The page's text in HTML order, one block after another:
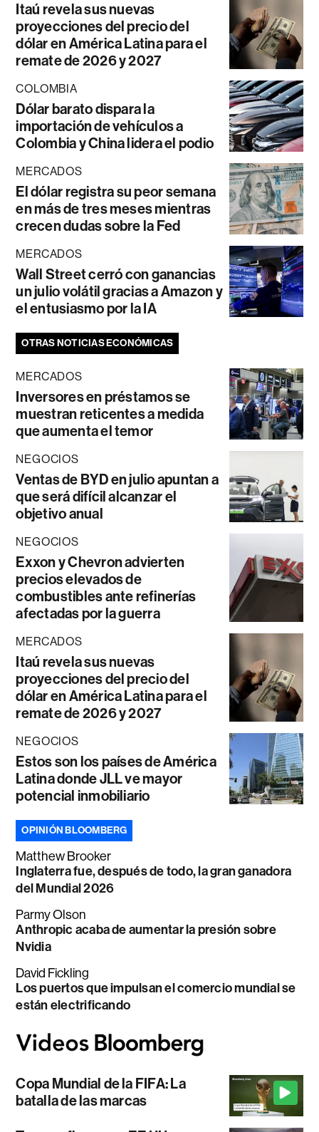
Itaú revela sus nuevas
proyecciones del precio del
dólar en América Latina para el
remate de 2026 y 2027
COLOMBIA
Dólar barato dispara la
importación de vehículos a
Colombia y China lidera el podio
MERCADOS
El dólar registra su peor semana
en más de tres meses mientras
crecen dudas sobre la Fed
MERCADOS
Wall Street cerró con ganancias
un julio volátil gracias a Amazon y
el entusiasmo por la IA
OTRAS NOTICIAS ECONÓMICAS
MERCADOS
Inversores en préstamos se
muestran reticentes a medida
que aumenta el temor
NEGOCIOS
Ventas de BYD en julio apuntan a
que será difícil alcanzar el
objetivo anual
NEGOCIOS
Exxon y Chevron advierten
precios elevados de
combustibles ante refinerías
afectadas por la guerra
MERCADOS
Itaú revela sus nuevas
proyecciones del precio del
dólar en América Latina para el
remate de 2026 y 2027
NEGOCIOS
Estos son los países de América
Latina donde JLL ve mayor
potencial inmobiliario
OPINIÓN BLOOMBERG
Matthew Brooker
Inglaterra fue, después de todo, la gran ganadora
del Mundial 2026
Parmy Olson
Anthropic acaba de aumentar la presión sobre
Nvidia
David Fickling
Los puertos que impulsan el comercio mundial se
están electrificando
Copa Mundial de la FIFA: La
batalla de las marcas